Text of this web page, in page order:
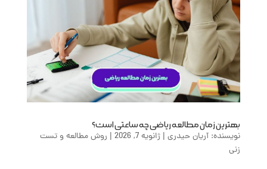
بهترین زمان مطالعه ریاضی چه ساعتی است؟
نویسنده: آریان حیدری| ژانویه 7, 2026 | روش مطالعه و تست
زنی